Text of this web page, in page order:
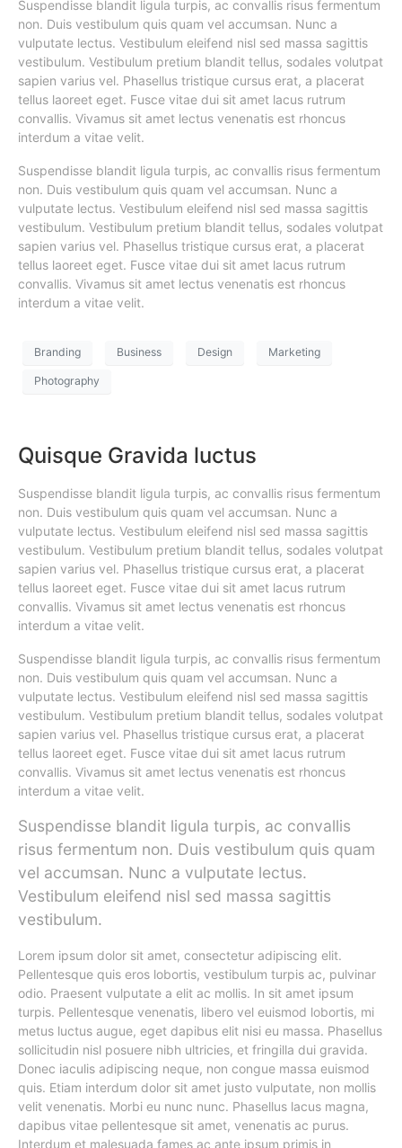
Suspendisse blandit ligula turpis, ac convallis risus fermentum
non. Duis vestibulum quis quam vel accumsan. Nunc a
vulputate lectus. Vestibulum eleifend nisl sed massa sagittis
vestibulum. Vestibulum pretium blandit tellus, sodales volutpat
sapien varius vel. Phasellus tristique cursus erat, a placerat
tellus laoreet eget. Fusce vitae dui sit amet lacus rutrum
convallis. Vivamus sit amet lectus venenatis est rhoncus
interdum a vitae velit.
Suspendisse blandit ligula turpis, ac convallis risus fermentum
non. Duis vestibulum quis quam vel accumsan. Nunc a
vulputate lectus. Vestibulum eleifend nisl sed massa sagittis
vestibulum. Vestibulum pretium blandit tellus, sodales volutpat
sapien varius vel. Phasellus tristique cursus erat, a placerat
tellus laoreet eget. Fusce vitae dui sit amet lacus rutrum
convallis. Vivamus sit amet lectus venenatis est rhoncus
interdum a vitae velit.
Branding Business Design Marketing
Photography
Quisque Gravida luctus
Suspendisse blandit ligula turpis, ac convallis risus fermentum
non. Duis vestibulum quis quam vel accumsan. Nunc a
vulputate lectus. Vestibulum eleifend nisl sed massa sagittis
vestibulum. Vestibulum pretium blandit tellus, sodales volutpat
sapien varius vel. Phasellus tristique cursus erat, a placerat
tellus laoreet eget. Fusce vitae dui sit amet lacus rutrum
convallis. Vivamus sit amet lectus venenatis est rhoncus
interdum a vitae velit.
Suspendisse blandit ligula turpis, ac convallis risus fermentum
non. Duis vestibulum quis quam vel accumsan. Nunc a
vulputate lectus. Vestibulum eleifend nisl sed massa sagittis
vestibulum. Vestibulum pretium blandit tellus, sodales volutpat
sapien varius vel. Phasellus tristique cursus erat, a placerat
tellus laoreet eget. Fusce vitae dui sit amet lacus rutrum
convallis. Vivamus sit amet lectus venenatis est rhoncus
interdum a vitae velit.
Suspendisse blandit ligula turpis, ac convallis
risus fermentum non. Duis vestibulum quis quam
vel accumsan. Nunc a vulputate lectus.
Vestibulum eleifend nisl sed massa sagittis
vestibulum.
Lorem ipsum dolor sit amet, consectetur adipiscing elit.
Pellentesque quis eros lobortis, vestibulum turpis ac, pulvinar
odio. Praesent vulputate a elit ac mollis. In sit amet ipsum
turpis. Pellentesque venenatis, libero vel euismod lobortis, mi
metus luctus augue, eget dapibus elit nisi eu massa. Phasellus
sollicitudin nisl posuere nibh ultricies, et fringilla dui gravida.
Donec iaculis adipiscing neque, non congue massa euismod
quis. Etiam interdum dolor sit amet justo vulputate, non mollis
velit venenatis. Morbi eu nunc nunc. Phasellus lacus magna,
dapibus vitae pellentesque sit amet, venenatis ac purus.
Interdum et malesuada fames ac ante ipsum primis in